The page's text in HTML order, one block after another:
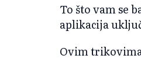
To što vam se
aplikacija
Ovim